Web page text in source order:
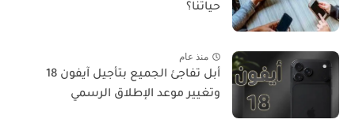
حياتنا؟
منذ عام
أبل تفاجئ الجميع بتأجيل آيفون 18
وتغيير موعد الإطلاق الرسمي